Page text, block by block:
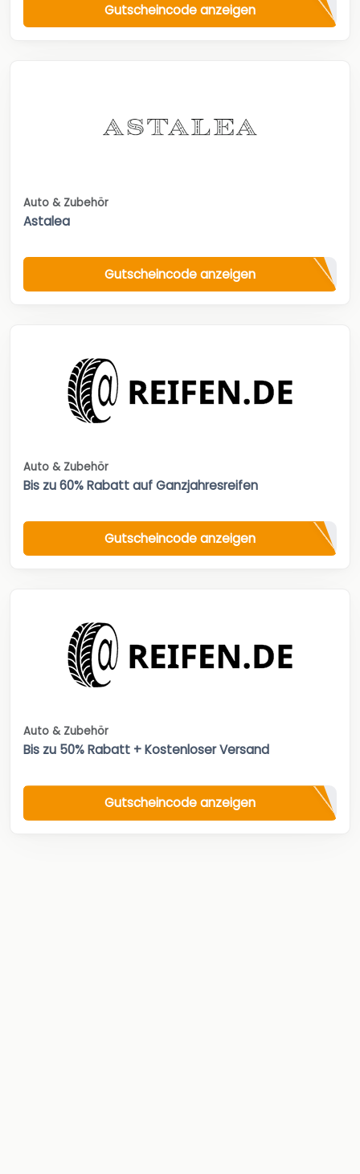
Gutscheincode anzeigen
Auto & Zubehör
Astalea
Gutscheincode anzeigen
Auto & Zubehör
Bis zu 60% Rabatt auf Ganzjahresreifen
Gutscheincode anzeigen
Auto & Zubehör
Bis zu 50% Rabatt + Kostenloser Versand
Gutscheincode anzeigen